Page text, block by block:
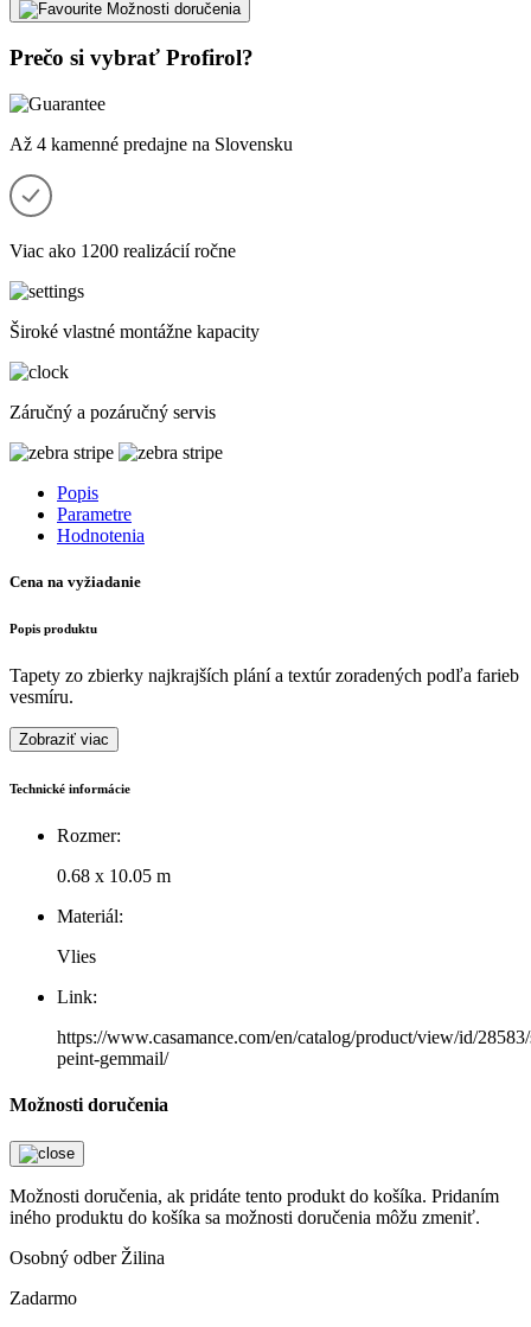
Možnosti doručenia
Prečo si vybrať Profirol?
Až 4 kamenné predajne na Slovensku
Viac ako 1200 realizácií ročne
Široké vlastné montážne kapacity
Záručný a pozáručný servis
Popis
Parametre
Hodnotenia
Cena na vyžiadanie
Popis produktu
Tapety zo zbierky najkrajších plání a textúr zoradených podľa farieb
vesmíru.
Zobraziť viac
Technické informácie
Rozmer:
0.68 x 10.05 m
Materiál:
Vlies
Link:
https://www.casamance.com/en/catalog/product/view/id/
peint-gemmail/
Možnosti doručenia
Možnosti doručenia, ak pridáte tento produkt do košíka. Pridaním
iného produktu do košíka sa možnosti doručenia môžu zmeniť.
Osobný odber Žilina
Zadarmo